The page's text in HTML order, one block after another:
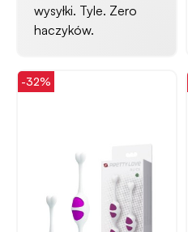
wysyłki. Tyle. Zero
haczyków.
-32%